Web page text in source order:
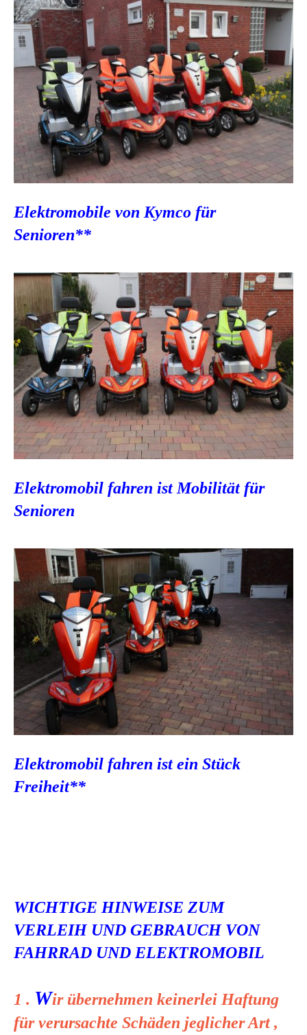
Elektromobile von Kymco für
Senioren**
Elektromobil fahren ist Mobilität für
Senioren
Elektromobil fahren ist ein Stück
Freiheit**
WICHTIGE HINWEISE ZUM
VERLEIH UND GEBRAUCH VON
FAHRRAD UND ELEKTROMOBIL
1 . Wir übernehmen keinerlei Haftung
für verursachte Schäden jeglicher Art ,